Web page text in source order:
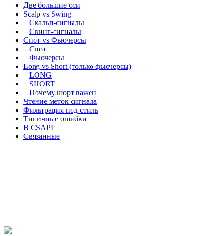
Две большие оси
Scalp vs Swing
Скальп-сигналы
Свинг-сигналы
Спот vs Фьючерсы
Спот
Фьючерсы
Long vs Short (только фьючерсы)
LONG
SHORT
Почему шорт важен
Чтение меток сигнала
Фильтрация под стиль
Типичные ошибки
В CSAPP
Связанные